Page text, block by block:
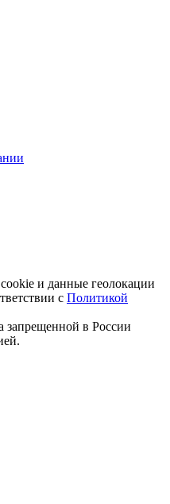
и данные геолокации
с Политикой
запрещенной в России